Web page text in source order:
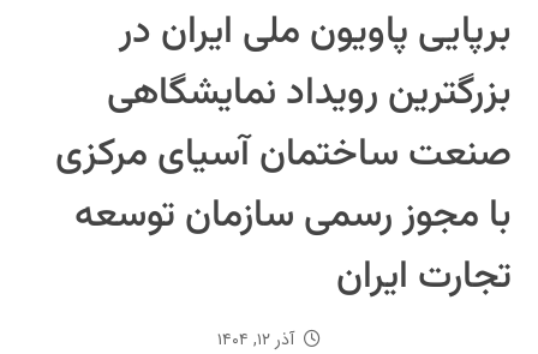
برپایی پاویون ملی ایران در
بزرگترین رویداد نمایشگاهی
صنعت ساختمان آسیای مرکزی
با مجوز رسمی سازمان توسعه
تجارت ایران
آذر ۱۲, ۱۴۰۴